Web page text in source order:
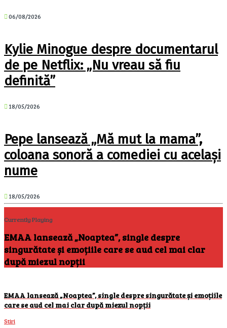
06/08/2026
Kylie Minogue despre documentarul
de pe Netflix: „Nu vreau să fiu
definită”
18/05/2026
Pepe lansează „Mă mut la mama”,
coloana sonoră a comediei cu același
nume
18/05/2026
Currently Playing
EMAA lansează „Noaptea”, single despre
singurătate și emoțiile care se aud cel mai clar
după miezul nopții
EMAA lansează „Noaptea”, single despre singurătate și emoțiile
care se aud cel mai clar după miezul nopții
Stiri